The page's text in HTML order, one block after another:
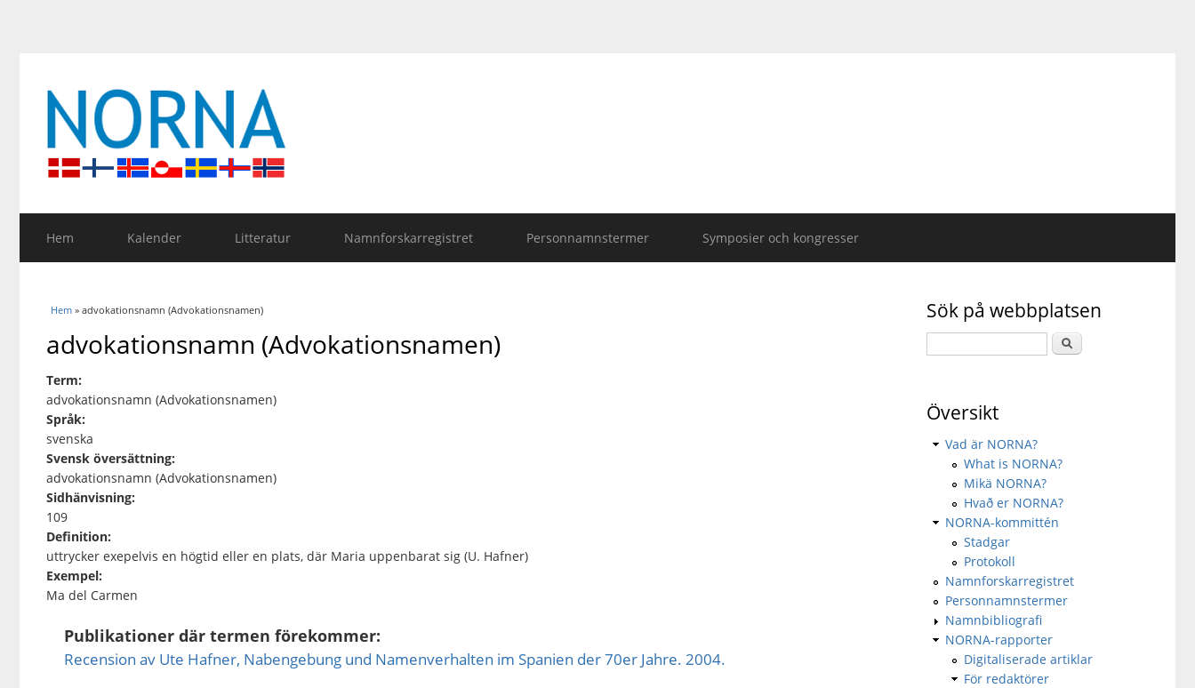
Hem Kalender Litteratur Namnforskarregistret Personnamnstermer Symposier och kongresser
Du är här
Hem » advokationsnamn (Advokationsnamen)
advokationsnamn (Advokationsnamen)
Term:
advokationsnamn (Advokationsnamen)
Språk:
svenska
Svensk översättning:
advokationsnamn (Advokationsnamen)
Sidhänvisning:
109
Definition:
uttrycker exepelvis en högtid eller en plats, där Maria uppenbarat sig (U. Hafner)
Exempel:
Ma del Carmen
Publikationer där termen förekommer:
Recension av Ute Hafner, Nabengebung und Namenverhalten im Spanien der 70er Jahre. 2004.
Sök på webbplatsen
Översikt
Vad är NORNA?
What is NORNA?
Mikä NORNA?
Hvað er NORNA?
NORNA-kommittén
Stadgar
Protokoll
Namnforskarregistret
Personnamnstermer
Namnbibliografi
NORNA-rapporter
Digitaliserade artiklar
För redaktörer